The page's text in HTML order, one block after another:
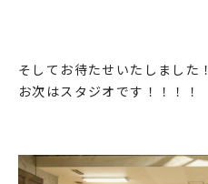
そしてお待たせいたしました！
お次はスタジオです！！！！